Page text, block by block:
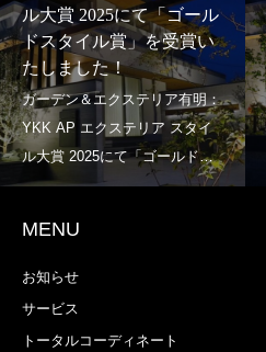
ル大賞 2025にて「ゴール
ドスタイル賞」を受賞い
たしました！
MENU
お知らせ
サービス
トータルコーディネート